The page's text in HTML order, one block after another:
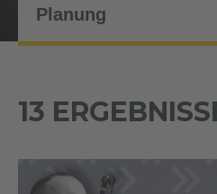
13